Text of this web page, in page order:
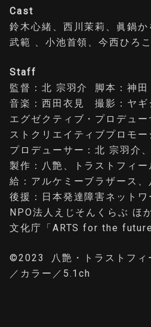
Cast
鈴木心緒、西川茉莉、眞鍋
武範 、小池首領、今西ひろ
Staff
監督：北 宗羽介 脚本：神田
音楽：西田衣見 撮影：ヤギ
エグゼクティブ・プロデュ
ストクリエイティブプロモー
プロデューサー：北 宗羽介
製作：八艶、トラスト
給：アルケミーブラザース、
後援：日本発達障害ネットワ
NPO法人えじそんくらぶ ほ
文化庁「ARTS for the
©2023 八艶・トラストフィ
／カラー／5.1ch